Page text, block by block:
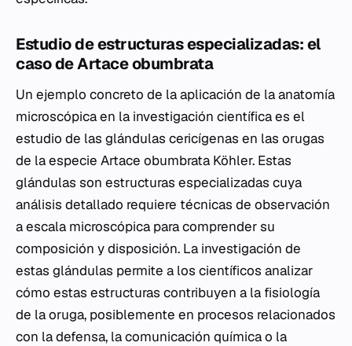
Estudio de estructuras especializadas: el
caso de Artace obumbrata
Un ejemplo concreto de la aplicación de la anatomía
microscópica en la investigación científica es el
estudio de las glándulas cericígenas en las orugas
de la especie Artace obumbrata Köhler. Estas
glándulas son estructuras especializadas cuya
análisis detallado requiere técnicas de observación
a escala microscópica para comprender su
composición y disposición. La investigación de
estas glándulas permite a los científicos analizar
cómo estas estructuras contribuyen a la fisiología
de la oruga, posiblemente en procesos relacionados
con la defensa, la comunicación química o la